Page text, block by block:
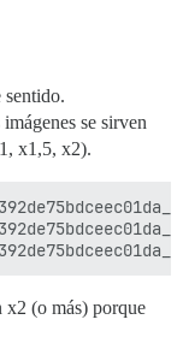
sentido.
se sirven
x1,5, x2).
x2 (o más) porque